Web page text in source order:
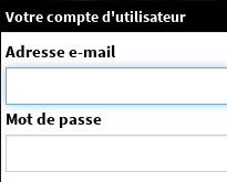
Message système
La séance choisie n'a
Votre compte d'utilisateur
Adresse e-mail
Mot de passe